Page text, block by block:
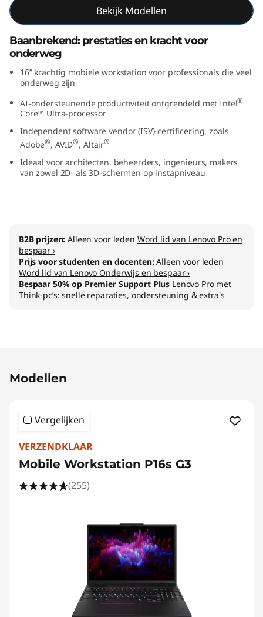
n
e
Bekijk Modellen
Baanbrekend: prestaties en kracht voor
onderweg
16” krachtig mobiele workstation voor professionals die veel
onderweg zijn
AI-ondersteunende productiviteit ontgrendeld met Intel®
Core™ Ultra-processor
Independent software vendor (ISV)-certificering, zoals
Adobe®, AVID®, Altair®
Ideaal voor architecten, beheerders, ingenieurs, makers
van zowel 2D- als 3D-schermen op instapniveau
B2B prijzen:Alleen voor leden Word lid van Lenovo Pro en
bespaar ›
Prijs voor studenten en docenten:Alleen voor leden
Word lid van Lenovo Onderwijs en bespaar ›
Bespaar 50% op Premier Support Plus Lenovo Pro met
Think-pc’s: snelle reparaties, ondersteuning & extra's
Modellen
Vergelijken
VERZENDKLAAR
Mobile Workstation P16s G3
(255)